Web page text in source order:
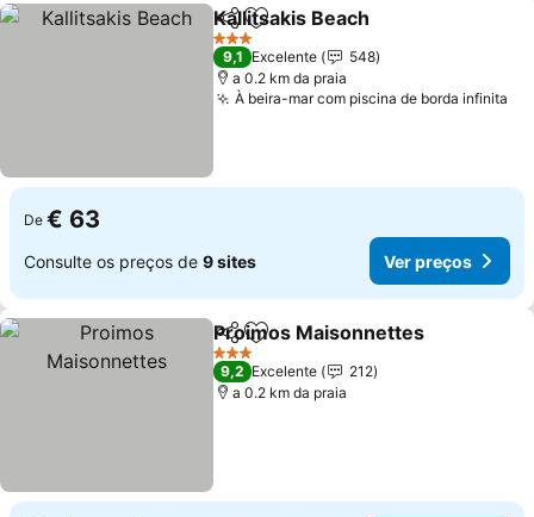
PartilharAdicionar aos favoritos
Kallitsakis Beach
3 Estrelas
9,1 Excelente
548
a 0.2 km da praia
À beira-mar com piscina de borda infinita
De € 63
Consulte os preços de 9 sites Ver preços
PartilharAdicionar aos favoritos
Proimos Maisonnettes
3 Estrelas
9,2 Excelente
212
a 0.2 km da praia